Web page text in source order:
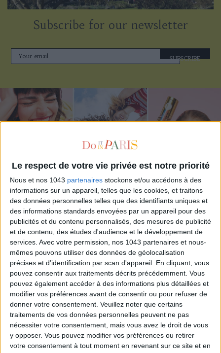
Le respect de votre vie privée est notre priorité
Nous et nos 1043 partenaires stockons et/ou accédons à des
informations sur un appareil, telles que les cookies, et traitons
des données personnelles telles que des identifiants uniques et
des informations standards envoyées par un appareil pour des
publicités et du contenu personnalisés, des mesures de publicité
et de contenu, des études d'audience et le développement de
services. Avec votre permission, nos 1043 partenaires et nous-
mêmes pouvons utiliser des données de géolocalisation
précises et d’identification par scan d'appareil. En cliquant, vous
pouvez consentir aux traitements décrits précédemment. Vous
pouvez également accéder à des informations plus détaillées et
modifier vos préférences avant de consentir ou pour refuser de
donner votre consentement. Veuillez noter que certains
traitements de vos données personnelles peuvent ne pas
nécessiter votre consentement, mais vous avez le droit de vous
y opposer. Vous pouvez modifier vos préférences ou retirer
votre consentement à tout moment en revenant sur ce site et en
Subscribe for our newsletter
SUBSCRIBE
ADOPT PARFUMS IS REVOLUTIONIZING AFFORDABLE MADE-IN-FRANCE
FRAGRANCES
15 IDEAS FOR ENJOYING AUGUST IN PARIS